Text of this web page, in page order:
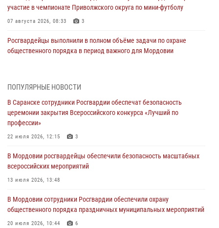
участие в чемпионате Приволжского округа по мини-футболу
07 августа 2026, 08:33 3
Росгвардейцы выполнили в полном объёме задачи по охране
общественного порядка в период важного для Мордовии
участие в празднествах, посвящённых 25-летию канонизации
Фёдора Ушакова
06 августа 2026, 08:14
повредившего имущество в кафе
06 августа 2026, 07:03
незамедлительно
05 августа 2026, 15:04
ПОПУЛЯРНЫЕ НОВОСТИ
В Саранске сотрудники Росгвардии обеспечат безопасность
церемонии закрытия Всероссийского конкурса «Лучший по
профессии»
22 июля 2026, 12:15 3
В Мордовии росгвардейцы обеспечили безопасность масштабных
всероссийских мероприятий
13 июля 2026, 13:48
В Мордовии сотрудники Росгвардии обеспечили охрану
общественного порядка праздничных муниципальных мероприятий
20 июля 2026, 10:44 6